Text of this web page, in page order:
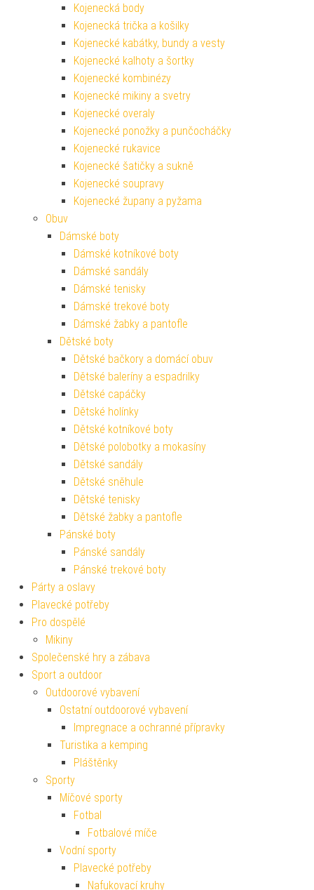
Kojenecká body
Kojenecká trička a košilky
Kojenecké kabátky, bundy a vesty
Kojenecké kalhoty a šortky
Kojenecké kombinézy
Kojenecké mikiny a svetry
Kojenecké overaly
Kojenecké ponožky a punčocháčky
Kojenecké rukavice
Kojenecké šatičky a sukně
Kojenecké soupravy
Kojenecké župany a pyžama
Obuv
Dámské boty
Dámské kotníkové boty
Dámské sandály
Dámské tenisky
Dámské trekové boty
Dámské žabky a pantofle
Dětské boty
Dětské bačkory a domácí obuv
Dětské baleríny a espadrilky
Dětské capáčky
Dětské holínky
Dětské kotníkové boty
Dětské polobotky a mokasíny
Dětské sandály
Dětské sněhule
Dětské tenisky
Dětské žabky a pantofle
Pánské boty
Pánské sandály
Pánské trekové boty
Párty a oslavy
Plavecké potřeby
Pro dospělé
Mikiny
Společenské hry a zábava
Sport a outdoor
Outdoorové vybavení
Ostatní outdoorové vybavení
Impregnace a ochranné přípravky
Turistika a kemping
Pláštěnky
Sporty
Míčové sporty
Fotbal
Fotbalové míče
Vodní sporty
Plavecké potřeby
Nafukovací kruhy